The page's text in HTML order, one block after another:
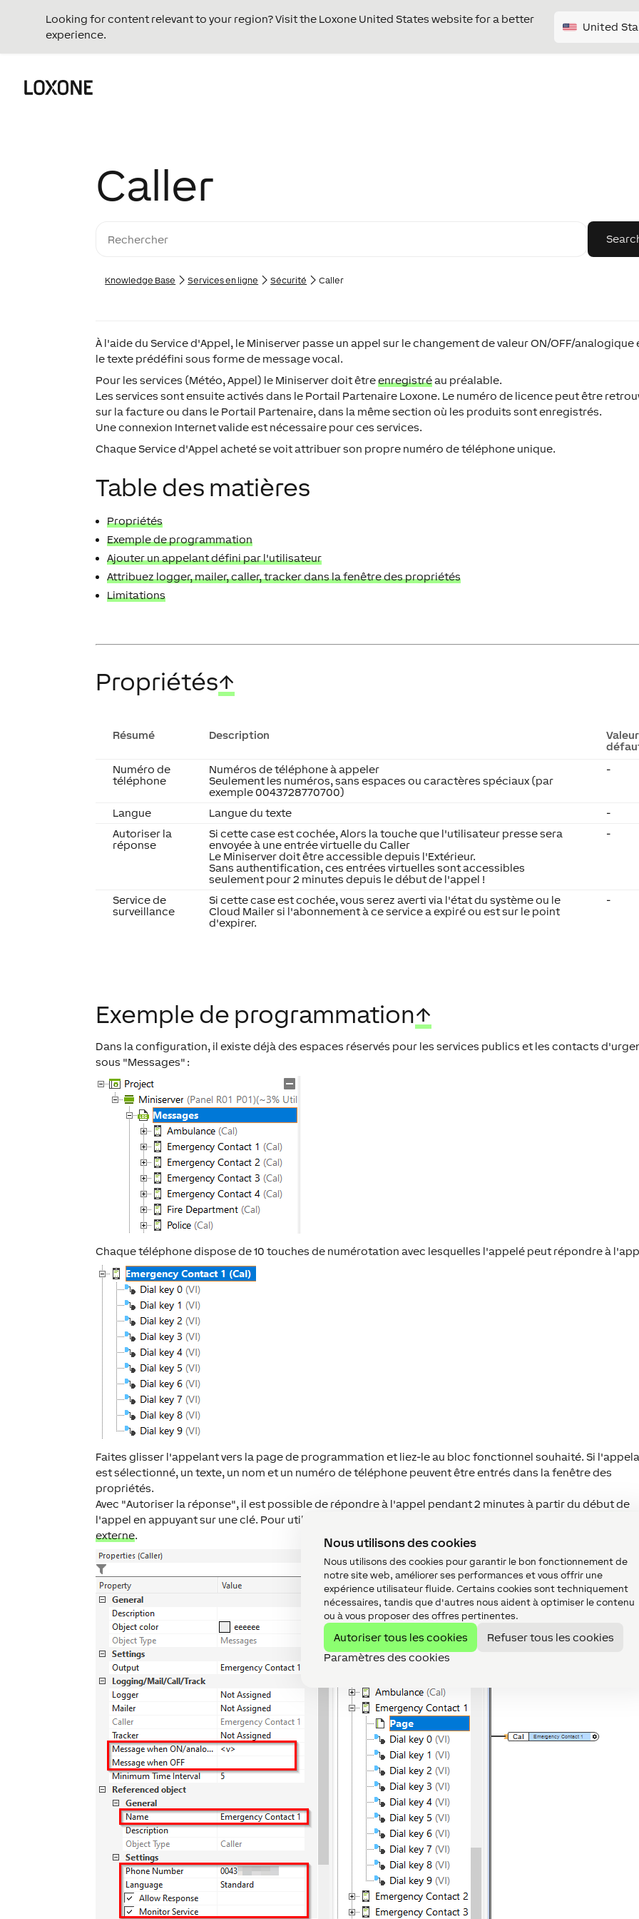
Nous utilisons des cookies
Nous utilisons des cookies pour garantir le bon fonctionnement de
notre site web, améliorer ses performances et vous offrir une
expérience utilisateur fluide. Certains cookies sont techniquement
nécessaires, tandis que d'autres nous aident à optimiser le contenu
ou à vous proposer des offres pertinentes.
Autoriser tous les cookies
Refuser tous les cookies
Paramètres des cookies
Looking for content relevant to your region? Visit the Loxone United States website for a better
experience.
United
Caller
Knowledge Base Services en ligne Sécurité Caller
À l'aide du Service d'Appel, le Miniserver passe un appel sur le changement de valeur ON/OFF/analogique
le texte prédéfini sous forme de message vocal.
Pour les services (Météo, Appel) le Miniserver doit êtreenregistréau préalable.
Les services sont ensuite activés dans le Portail Partenaire Loxone. Le numéro de licence peut être
sur la facture ou dans le Portail Partenaire, dans la même section où les produits sont enregistrés.
Une connexion Internet valide est nécessaire pour ces services.
Chaque Service d'Appel acheté se voit attribuer son propre numéro de téléphone unique.
Table des matières
Propriétés
Exemple de programmation
Ajouter un appelant défini par l'utilisateur
Attribuez logger, mailer, caller, tracker dans la fenêtre des propriétés
Limitations
Propriétés↑
Résumé Description
Valeur
Numéro de
téléphone
Numéros de téléphone à appeler
Seulement les numéros, sans espaces ou caractères spéciaux (par
exemple 0043728770700)
-
Langue Langue du texte
-
Autoriser la
réponse
Si cette case est cochée, Alors la touche que l'utilisateur presse sera
envoyée à une entrée virtuelle du Caller
Le Miniserver doit être accessible depuis l'Extérieur.
Sans authentification, ces entrées virtuelles sont accessibles
seulement pour 2 minutes depuis le début de l'appel !
-
Service de
surveillance
Si cette case est cochée, vous serez averti via l'état du système ou le
Cloud Mailer si l'abonnement à ce service a expiré ou est sur le point
d'expirer.
-
Exemple de programmation↑
Dans la configuration, il existe déjà des espaces réservés pour les services publics et les contacts
sous "Messages" :
Chaque téléphone dispose de 10 touches de numérotation avec lesquelles l'appelé peut répondre à
Faites glisser l'appelant vers la page de programmation et liez-le au bloc fonctionnel souhaité. Si
est sélectionné, un texte, un nom et un numéro de téléphone peuvent être entrés dans la fenêtre des
propriétés.
Avec "Autoriser la réponse", il est possible de répondre à l'appel pendant 2 minutes à partir du début de
l'appel en appuyant sur une clé. Pour utiliser la fonction de rétroaction, le Miniserver doit être
externe.